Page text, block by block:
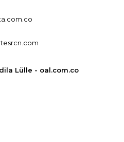
Lülle - oal.com.co